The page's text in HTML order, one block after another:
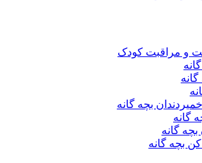
و مراقبت کودک
بچه گانه
گانه
گانه
بچه گانه